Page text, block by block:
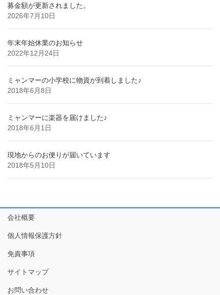
募金額が更新されました。
2026年7月10日
年末年始休業のお知らせ
2022年12月24日
ミャンマーの小学校に物資が到着しました♪
2018年6月8日
ミャンマーに楽器を届けました♪
2018年6月1日
現地からのお便りが届いています
2018年5月10日
会社概要
個人情報保護方針
免責事項
サイトマップ
お問い合わせ